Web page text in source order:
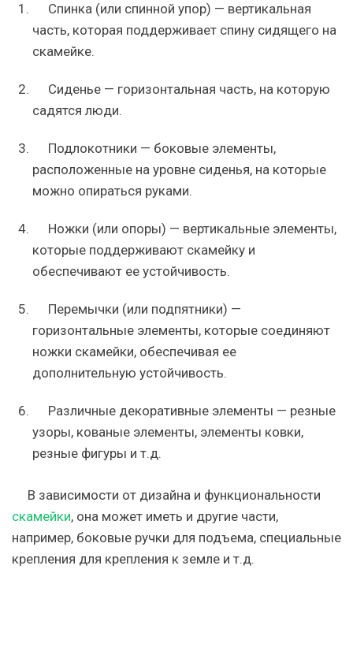
Спинка (или спинной упор) — вертикальная
часть, которая поддерживает спину сидящего на
скамейке.
Сиденье — горизонтальная часть, на которую
садятся люди.
Подлокотники — боковые элементы,
расположенные на уровне сиденья, на которые
можно опираться руками.
Ножки (или опоры) — вертикальные элементы,
которые поддерживают скамейку и
обеспечивают ее устойчивость.
Перемычки (или подпятники) —
горизонтальные элементы, которые соединяют
ножки скамейки, обеспечивая ее
дополнительную устойчивость.
Различные декоративные элементы — резные
узоры, кованые элементы, элементы ковки,
резные фигуры и т.д.
В зависимости от дизайна и функциональности
скамейки, она может иметь и другие части,
например, боковые ручки для подъема, специальные
крепления для крепления к земле и т.д.